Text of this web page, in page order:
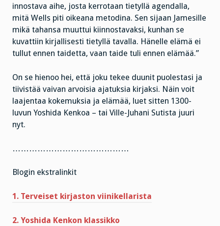
innostava aihe, josta kerrotaan tietyllä agendalla,
mitä Wells piti oikeana metodina. Sen sijaan Jamesille
mikä tahansa muuttui kiinnostavaksi, kunhan se
kuvattiin kirjallisesti tietyllä tavalla. Hänelle elämä ei
tullut ennen taidetta, vaan taide tuli ennen elämää.”
On se hienoo hei, että joku tekee duunit puolestasi ja
tiivistää vaivan arvoisia ajatuksia kirjaksi. Näin voit
laajentaa kokemuksia ja elämää, luet sitten 1300-
luvun Yoshida Kenkoa – tai Ville-Juhani Sutista juuri
nyt.
……………………………………
Blogin ekstralinkit
1. Terveiset kirjaston viinikellarista
2. Yoshida Kenkon klassikko